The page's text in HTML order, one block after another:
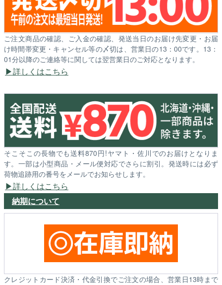
ご注文商品の確認、ご入金の確認、発送当日のお届け先変更・お届
け時間帯変更・キャンセル等の〆切は、営業日の13：00です。13：
01分以降のご連絡等に関しては翌営業日のご対応となります。
詳しくはこちら
そこそこの長物でも送料870円!ヤマト・佐川でのお届けとなりま
す。一部は小型商品・メール便対応でさらに割引。発送時には必ず
荷物追跡用の番号をメールでお知らせします。
詳しくはこちら
納期について
クレジットカード決済・代金引換でご注文の場合、営業日13時まで